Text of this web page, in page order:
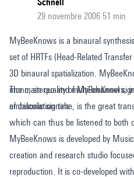
29 novembre 2006 51 min
MyBeeKnows is a binaural
set of HRTFs (Head-Related
3D binaural spatialization.
mono, stereo and multi-channel
ambisonic signals.
The main quality of MyBeeKnows,
of calculation time, is the great
which can thus be listened to both
MyBeeKnows is developed by
creation and research studio
reproduction. It is co-developed